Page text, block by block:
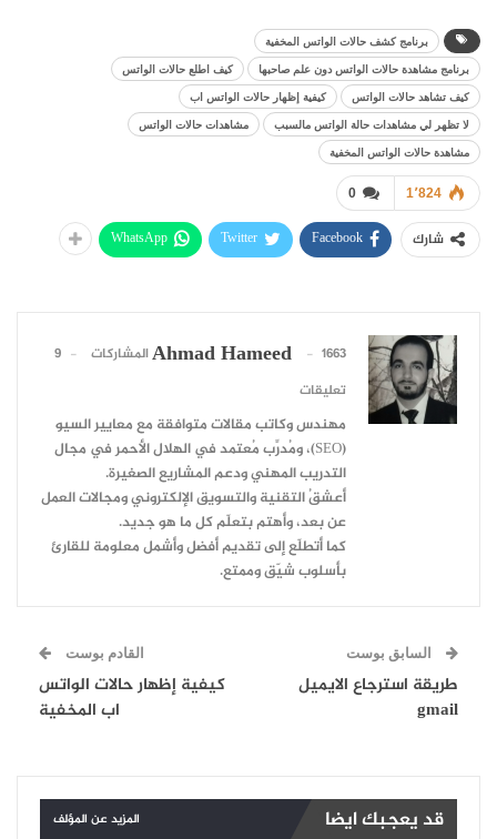
برنامج كشف حالات الواتس المخفية
برنامج مشاهدة حالات الواتس دون علم صاحبها
كيف اطلع حالات الواتس
كيف تشاهد حالات الواتس
كيفية إظهار حالات الواتس اب
لا تظهر لي مشاهدات حالة الواتس مالسبب
مشاهدات حالات الواتس
مشاهدة حالات الواتس المخفية
0 1٬824
شارك Facebook
Twitter
WhatsApp
Ahmad Hameed 1663 المشاركات
9
تعليقات
مهندس وكاتب مقالات متوافقة مع معايير السيو
(SEO)، ومُدرِّب مُعتمد في الهلال الأحمر في مجال
التدريب المهني ودعم المشاريع الصغيرة.
أعشقُ التقنية والتسويق الإلكتروني ومجالات العمل
عن بعد، وأهتم بتعلّم كل ما هو جديد.
كما أتطلّع إلى تقديم أفضل وأشمل معلومة للقارئ
بأسلوب شيّق وممتع.
السابق بوست
طريقة استرجاع الايميل
gmail
القادم بوست
كيفية إظهار حالات الواتس
اب المخفية
قد يعجبك ايضا المزيد عن المؤلف